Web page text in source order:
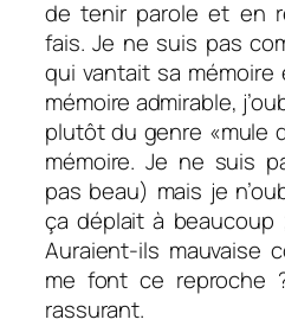
de tenir parole et en
fais. Je ne suis pas
qui vantait sa
mémoire admirable,
plutôt du genre «mule
mémoire. Je ne suis
pas beau) mais je
ça déplait à
Auraient-ils mauvaise
me font ce reproche
rassurant.